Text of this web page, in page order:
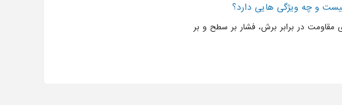
و چه ویژگی هایی دارد؟
در برابر برش، فشار بر سطح و بر